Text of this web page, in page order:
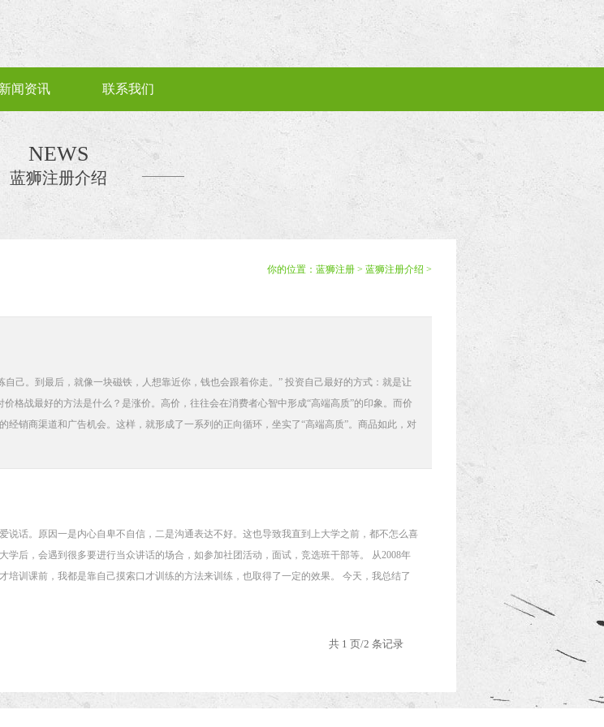
新闻资讯 联系我们
NEWS
蓝狮注册介绍
你的位置： 蓝狮注册 > 蓝狮注册介绍 >
己。到最后，就像一块磁铁，人想靠近你，钱也会跟着你走。” 投资自己最好的方式：就是让
格战最好的方法是什么？是涨价。高价，往往会在消费者心智中形成“高端高质”的印象。而价
销商渠道和广告机会。这样，就形成了一系列的正向循环，坐实了“高端高质”。商品如此，对
话。原因一是内心自卑不自信，二是沟通表达不好。这也导致我直到上大学之前，都不怎么喜
后，会遇到很多要进行当众讲话的场合，如参加社团活动，面试，竞选班干部等。 从2008年
训课前，我都是靠自己摸索口才训练的方法来训练，也取得了一定的效果。 今天，我总结了
共 1 页/2 条记录